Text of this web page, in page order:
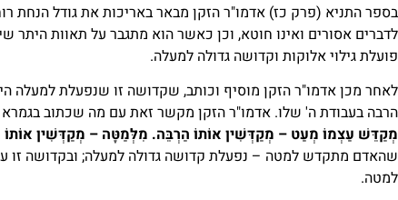
בספר התניא (פרק כז) אדמו"ר הזקן מבאר באריכות את גודל הנחת
לדברים אסורים ואינו חוטא, וכן כאשר הוא מתגבר על תאוות
פועלת גילוי אלוקות וקדושה גדולה למעלה.
לאחר מכן אדמו"ר הזקן מוסיף וכותב, שקדושה זו שנפעלת
הרבה בעבודת ה' שלו. אדמו"ר הזקן מקשר זאת עם מה שכתוב
מְקַדֵּשׁ עַצְמוֹ מְעַט – מְקַדְּשִׁין אוֹתוֹ הַרְבֵּה. מִלְּמַטָּה – מְקַדְּשִׁין
שהאדם מתקדש למטה – נפעלת קדושה גדולה למעלה; ובקדושה
למטה.